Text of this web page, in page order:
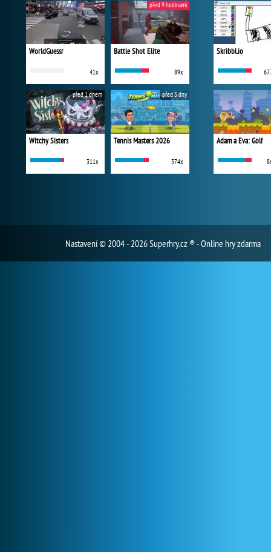
WorldGuessr
41x
Battle Shot Elite
89x
před 9 hodinami
Witchy Sisters
311x
před 1 dnem
Tennis Masters 2026
374x
před 3 dny
Skribbl.io
Adam a Eva: Golf
Nastavení© 2004 - 2026 Superhry.cz ® - Online hry zdarma